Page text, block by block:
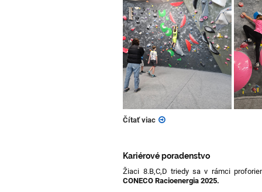
Čítať viac
Kariérové poradenstvo
Žiaci 8.B,C,D triedy sa v rámci
CONECO Racioenergia 2025.